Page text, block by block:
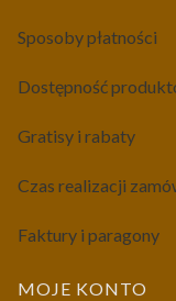
Sposoby płatności
Dostępność
Gratisy i rabaty
Czas realizacji
Faktury i paragony
MOJE KONTO